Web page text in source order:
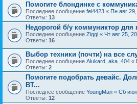
Помогите блондинке с
Последнее сообщение fei4423 « Пн авг
Ответы: 13
Недорогой б/у коммуниктор для
Последнее сообщение Ziggi « Чт авг 25,
Ответы: 16
Выбор техники (почти) на все
Последнее сообщение Alukard_aka_404 «
Ответы: 2
Помогите подобрать девайс.
BT...
Последнее сообщение YoungMan « Сб
Ответы: 12